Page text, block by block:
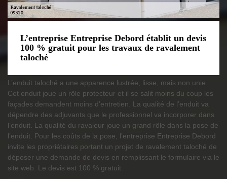
L’entreprise Entreprise Debord établit un devis
100 % gratuit pour les travaux de ravalement
taloché
L’enduit taloché a une apparence lustrée, lisse, mais non unie.
Cet enduit joue un rôle protecteur et il se salit moins du coup les
façades demandent moins d’entretien. La qualité de l’enduit va
dépendre des adjuvants que le professionnel va incorporer dans
l’enduit. La qualité du ravaleur joue un grand rôle dans la pose de
l’enduit. Pour les coûts de la pose, l’entreprise Entreprise Debord
invite les propriétaires portant un projet de ravalement taloché de
déposer une demande de devis en remplissant le formulaire via le
site web. Le devis est 100 % gratuit.